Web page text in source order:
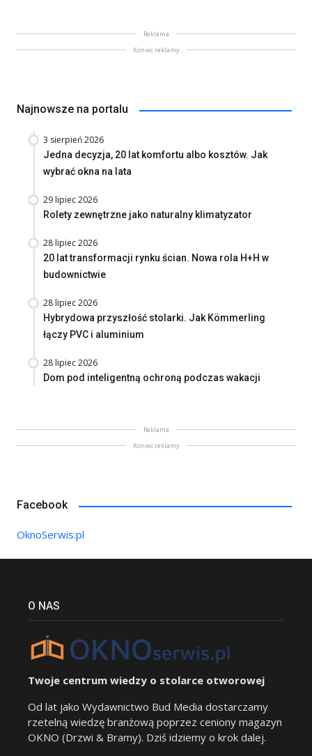
Reklama
Koniec reklamy
Najnowsze na portalu
3 sierpień 2026
Jedna decyzja, 20 lat komfortu albo kosztów. Jak
wybrać okna na lata
29 lipiec 2026
Rolety zewnętrzne jako naturalny klimatyzator
28 lipiec 2026
20 lat transformacji rynku ścian. Nowa rola H+H w
budownictwie
28 lipiec 2026
Hybrydowa przyszłość stolarki. Jak Kömmerling
łączy PVC i aluminium
28 lipiec 2026
Dom pod inteligentną ochroną podczas wakacji
Reklama
Koniec reklamy
Facebook
OknoSerwis.pl
O NAS
Twoje centrum wiedzy o stolarce otworowej
Od lat jako Wydawnictwo Bud Media dostarczamy
rzetelną wiedzę branżową poprzez ceniony magazyn
OKNO (Drzwi & Bramy). Dziś idziemy o krok dalej.